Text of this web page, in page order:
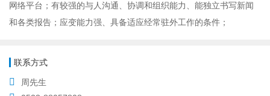
网络平台；有较强的与人沟通、协调和组织能力、能独立书写新闻
和各类报告；应变能力强、具备适应经常驻外工作的条件；
联系方式
周先生